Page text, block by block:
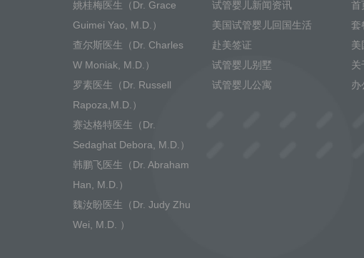
姚桂梅医生（Dr. Grace
Guimei Yao, M.D.）
查尔斯医生（Dr. Charles
W Moniak, M.D.）
罗素医生（Dr. Russell
Rapoza,M.D.）
赛达格特医生（Dr.
Sedaghat Debora, M.D.）
韩鹏飞医生（Dr. Abraham
Han, M.D.）
魏汝盼医生（Dr. Judy Zhu
Wei, M.D. ）
试管婴儿新闻资讯
美国试管婴儿回国生活
赴美签证
试管婴儿别墅
试管婴儿公寓
首
套
美
关
办